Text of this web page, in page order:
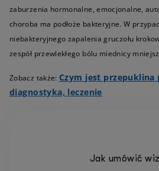
zaburzenia hormonalne, emocjonalne,
choroba ma podłoże bakteryjne. W
niebakteryjnego zapalenia gruczołu
zespół przewlekłego bólu miednicy
Zobacz także: Czym jest przepuklina
diagnostyka, leczenie
Jak umówić